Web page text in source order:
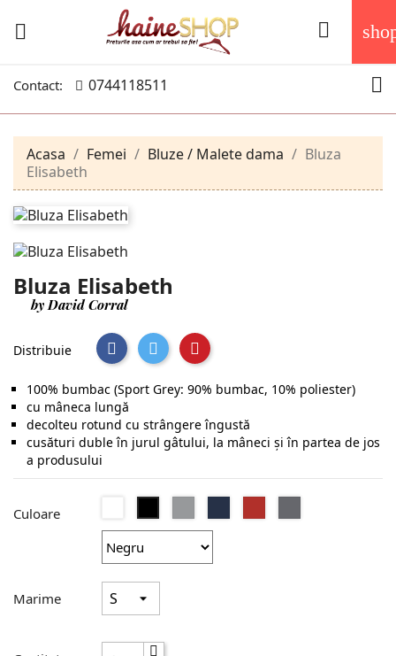
 
Contact: 0744118511 
Acasa Femei Bluze / Malete dama
Bluza
Elisabeth
Bluza Elisabeth
by David Corral
Distribuie
100% bumbac (Sport Grey: 90% bumbac, 10% poliester)
cu mâneca lungă
decolteu rotund cu strângere îngustă
cusături duble în jurul gâtului, la mâneci şi în partea de jos
a produsului
Culoare
Grey
Marime